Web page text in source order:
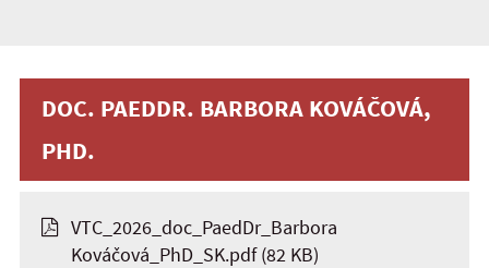
DOC. PAEDDR. BARBORA KOVÁČOVÁ,
PHD.
VTC_2026_doc_PaedDr_Barbora
Kováčová_PhD_SK.pdf(82 KB)